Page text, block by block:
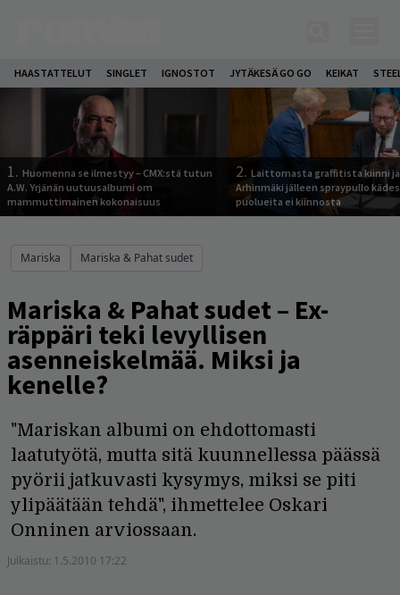
HAASTATTELUT SINGLET IGNOSTOT JYTÄKESÄ GO GO KEIKAT
1. Huomenna se ilmestyy – CMX:stä tutun
A.W. Yrjänän uutuusalbumi om
mammuttimainen kokonaisuus
2. Laittomasta graffitista kiinni
Arhinmäki jälleen spraypullo
puolueita ei kiinnosta
Mariska Mariska & Pahat sudet
Mariska & Pahat sudet – Ex-
räppäri teki levyllisen
asenneiskelmää. Miksi ja
kenelle?
"Mariskan albumi on ehdottomasti
laatutyötä, mutta sitä kuunnellessa päässä
pyörii jatkuvasti kysymys, miksi se piti
ylipäätään tehdä", ihmettelee Oskari
Onninen arviossaan.
Julkaistu: 1.5.2010 17:22